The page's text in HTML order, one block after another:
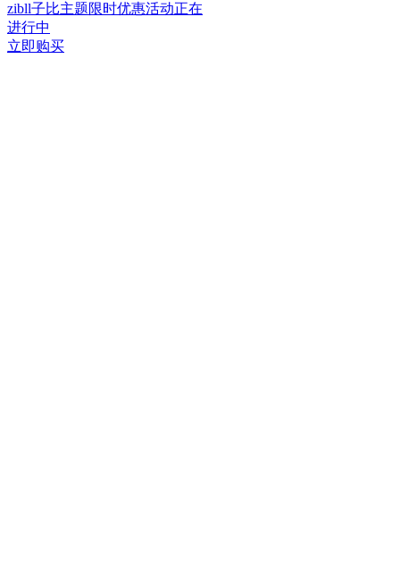
zibll子比主题限时优惠活动正在
进行中
立即购买